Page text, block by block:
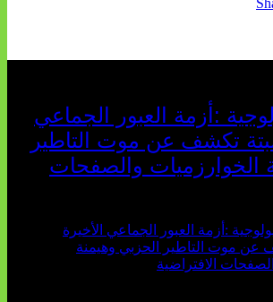
:أزمة العبور الجماعي
تكشف عن موت التاطير
الخوارزميات والصفحات